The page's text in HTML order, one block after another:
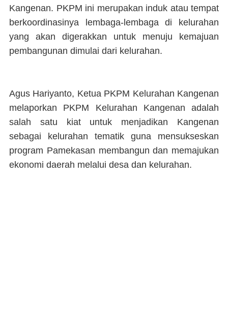
Kangenan. PKPM ini merupakan induk atau tempat
berkoordinasinya lembaga-lembaga di kelurahan
yang akan digerakkan untuk menuju kemajuan
pembangunan dimulai dari kelurahan.
Agus Hariyanto, Ketua PKPM Kelurahan Kangenan
melaporkan PKPM Kelurahan Kangenan adalah
salah satu kiat untuk menjadikan Kangenan
sebagai kelurahan tematik guna mensukseskan
program Pamekasan membangun dan memajukan
ekonomi daerah melalui desa dan kelurahan.